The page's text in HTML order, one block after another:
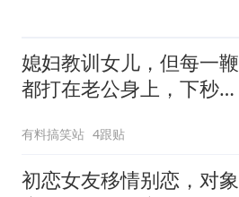
媳妇教训女儿，但每一鞭
都打在老公身上，下秒老
有料搞笑站 4跟贴
初恋女友移情别恋，对象